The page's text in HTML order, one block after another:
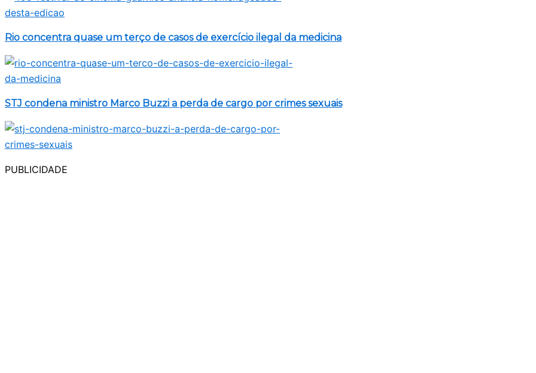
Rio concentra quase um terço de casos de exercício ilegal da medicina
STJ condena ministro Marco Buzzi a perda de cargo por crimes sexuais
PUBLICIDADE